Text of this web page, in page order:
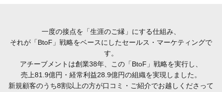
一度の接点を「生涯のご縁」にする仕組み、
それが「BtoF」戦略をベースにしたセールス・マーケティングで
す。
アチーブメントは創業38年、この「BtoF」戦略を実行し、
売上81.9億円・経常利益28.9億円の組織を実現しました。
新規顧客のうち8割以上の方が口コミ・ご紹介でお越しくださって